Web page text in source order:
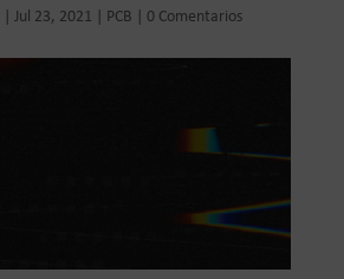
Jul 23, 2021 PCB 0 Comentarios